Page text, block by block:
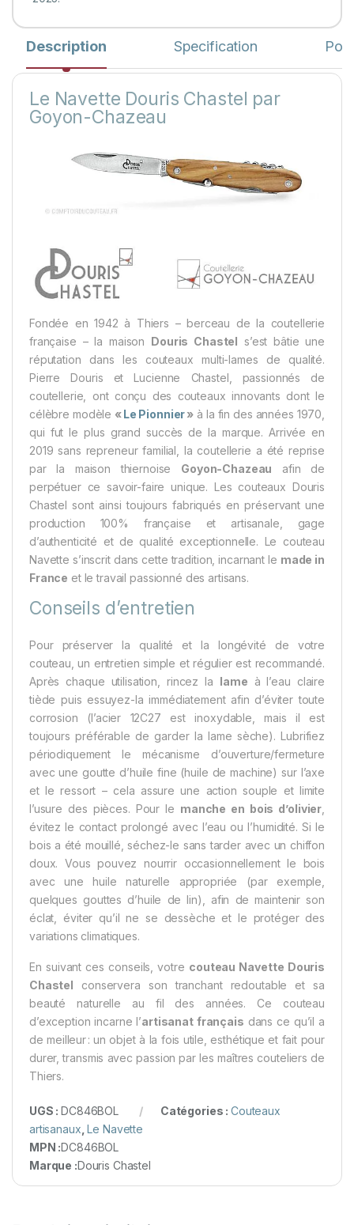
Description Specification
Le Navette Douris Chastel par
Goyon-Chazeau
Fondée en 1942 à Thiers – berceau de la coutellerie
française – la maison Douris Chastel s’est bâtie une
réputation dans les couteaux multi-lames de qualité​.
Pierre Douris et Lucienne Chastel, passionnés de
coutellerie, ont conçu des couteaux innovants dont le
célèbre modèle «Le Pionnier» à la fin des années 1970,
qui fut le plus grand succès de la marque​. Arrivée en
2019 sans repreneur familial, la coutellerie a été reprise
par la maison thiernoise Goyon-Chazeau afin de
perpétuer ce savoir-faire unique​. Les couteaux Douris
Chastel sont ainsi toujours fabriqués en préservant une
production 100% française et artisanale, gage
d’authenticité et de qualité exceptionnelle​. Le couteau
Navette s’inscrit dans cette tradition, incarnant le made in
France et le travail passionné des artisans.
Conseils d’entretien
Pour préserver la qualité et la longévité de votre
couteau, un entretien simple et régulier est recommandé.
Après chaque utilisation, rincez la lame à l’eau claire
tiède puis essuyez-la immédiatement afin d’éviter toute
corrosion (l’acier 12C27 est inoxydable, mais il est
toujours préférable de garder la lame sèche). Lubrifiez
périodiquement le mécanisme d’ouverture/fermeture
avec une goutte d’huile fine (huile de machine) sur l’axe
et le ressort – cela assure une action souple et limite
l’usure des pièces​. Pour le manche en bois d’olivier
évitez le contact prolongé avec l’eau ou l’humidité. Si le
bois a été mouillé, séchez-le sans tarder avec un chiffon
doux. Vous pouvez nourrir occasionnellement le bois
avec une huile naturelle appropriée (par exemple,
quelques gouttes d’huile de lin), afin de maintenir son
éclat, éviter qu’il ne se dessèche et le protéger des
variations climatiques.
En suivant ces conseils, votre couteau Navette Douris
Chastel conservera son tranchant redoutable et sa
beauté naturelle au fil des années. Ce couteau
d’exception incarne l’artisanat français dans ce qu’il a
de meilleur : un objet à la fois utile, esthétique et fait pour
durer, transmis avec passion par les maîtres couteliers de
Thiers.
UGS :DC846BOL Catégories : Couteaux
artisanaux ,Le Navette
MPN :DC846BOL
Marque :Douris Chastel